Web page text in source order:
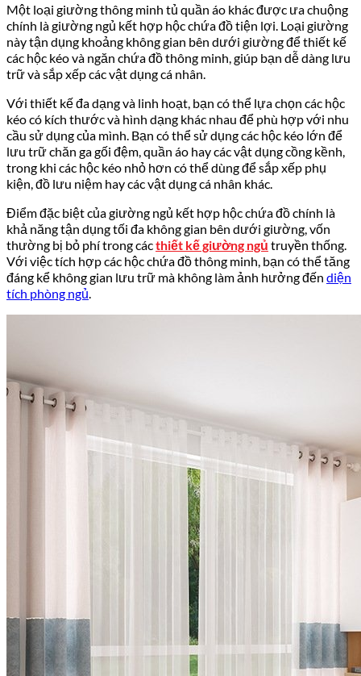
Một loại giường thông minh tủ quần áo khác được ưa chuộng
chính là giường ngủ kết hợp hộc chứa đồ tiện lợi. Loại giường
này tận dụng khoảng không gian bên dưới giường để thiết kế
các hộc kéo và ngăn chứa đồ thông minh, giúp bạn dễ dàng lưu
trữ và sắp xếp các vật dụng cá nhân.
Với thiết kế đa dạng và linh hoạt, bạn có thể lựa chọn các hộc
kéo có kích thước và hình dạng khác nhau để phù hợp với nhu
cầu sử dụng của mình. Bạn có thể sử dụng các hộc kéo lớn để
lưu trữ chăn ga gối đệm, quần áo hay các vật dụng cồng kềnh,
trong khi các hộc kéo nhỏ hơn có thể dùng để sắp xếp phụ
kiện, đồ lưu niệm hay các vật dụng cá nhân khác.
Điểm đặc biệt của giường ngủ kết hợp hộc chứa đồ chính là
khả năng tận dụng tối đa không gian bên dưới giường, vốn
thường bị bỏ phí trong cácthiết kế giường ngủ truyền thống.
Với việc tích hợp các hộc chứa đồ thông minh, bạn có thể tăng
đáng kể không gian lưu trữ mà không làm ảnh hưởng đến diện
tích phòng ngủ